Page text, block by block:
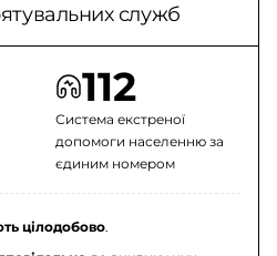
служб
112
Система екстреної
допомоги населенню за
єдиним номером
цілодобово.